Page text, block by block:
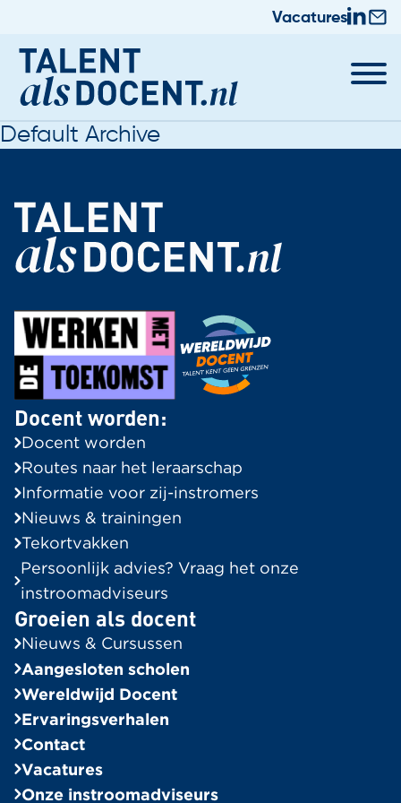
Vacatures
Docent worden
Nieuws & Trainingen
Informatie voor Zij-instromers
Praktische zaken
Routes naar het leraarschap
Informatie voor Zij-instromers
Tekortvakken in de regio
Onze instroomadviseurs
Groeien als docent
Alle berichten
Ervaringsverhalen
Bekijk alle verhalen
In de Spotlight
Algemeen
Default Archive
Docent worden:
Docent worden
Routes naar het leraarschap
Informatie voor zij-instromers
Nieuws & trainingen
Tekortvakken
Persoonlijk advies? Vraag het onze
instroomadviseurs
Groeien als docent
Nieuws & Cursussen
Aangesloten scholen
Wereldwijd Docent
Ervaringsverhalen
Contact
Vacatures
Onze instroomadviseurs